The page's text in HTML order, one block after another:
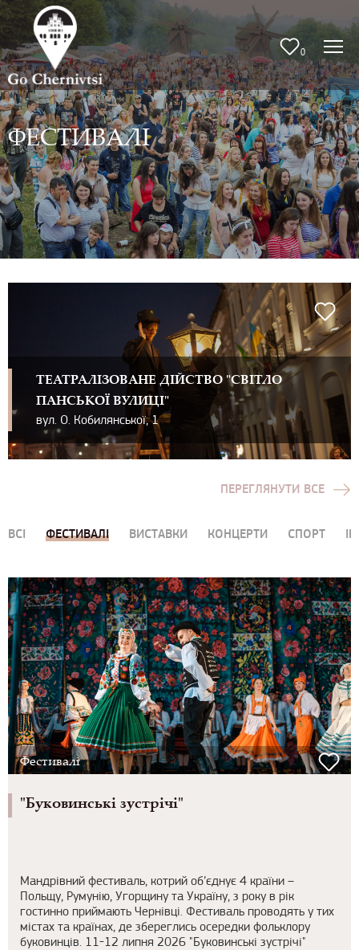
0
ФЕСТИВАЛІ
ТЕАТРАЛІЗОВАНЕ ДІЙСТВО "СВІТЛО
ПАНСЬКОЇ ВУЛИЦІ"
вул. О. Кобилянської, 1
ПЕРЕГЛЯНУТИ ВСЕ
ВСІ ФЕСТИВАЛІ ВИСТАВКИ КОНЦЕРТИ СПОРТ
Фестивалі
"Буковинські зустрічі"
Мандрівний фестиваль, котрий об’єднує 4 країни –
Польщу, Румунію, Угорщину та Україну, з року в рік
гостинно приймають Чернівці. Фестиваль проводять у тих
містах та країнах, де збереглись осередки фольклору
буковинців. 11 -12 липня 2026 "Буковинські зустрічі"